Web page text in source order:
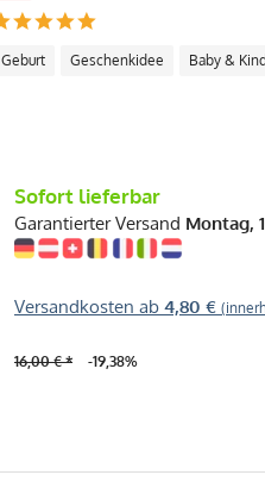
Geburt Geschenkidee Baby & Kind
Sofort lieferbar
Garantierter Versand Montag,
Versandkosten ab 4,80 €
16,00 € * -19,38%